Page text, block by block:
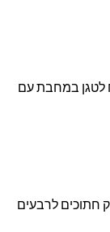
לטגן במחבת עם